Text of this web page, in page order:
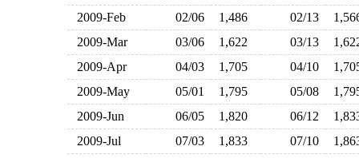
2009-Feb
02/06 1,486 02/13
2009-Mar
03/06 1,622 03/13
2009-Apr
04/03 1,705 04/10
2009-May
05/01 1,795 05/08
2009-Jun
06/05 1,820 06/12
2009-Jul
07/03 1,833 07/10